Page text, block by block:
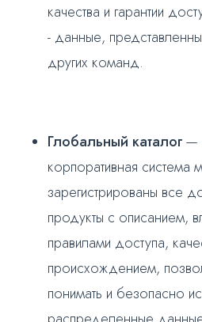
качества и гарантии
- данные,
других команд.
Глобальный каталог—
корпоративная система
зарегистрированы все
продукты с описанием,
правилами доступа,
происхождением,
понимать и безопасно